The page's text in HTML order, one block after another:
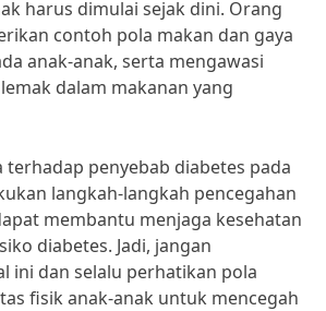
harus dimulai sejak dini. Orang
contoh pola makan dan gaya
anak-anak, serta mengawasi
dalam makanan yang
terhadap penyebab diabetes pada
langkah-langkah pencegahan
membantu menjaga kesehatan
diabetes. Jadi, jangan
ini dan selalu perhatikan pola
fisik anak-anak untuk mencegah